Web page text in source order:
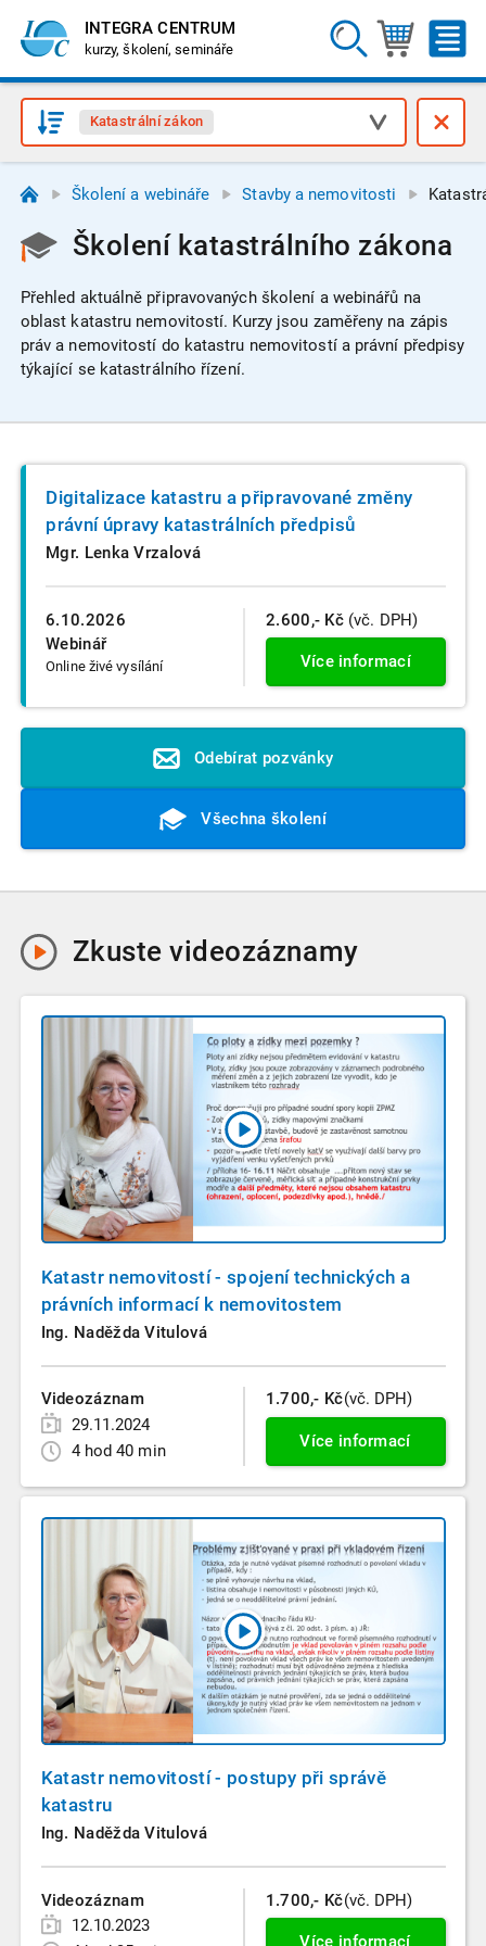
INTEGRA CENTRUM
kurzy, školení, semináře
Katastrální zákon
Školení a webináře Stavby a nemovitosti
Školení katastrálního zákona
Přehled aktuálně připravovaných školení a webinářů na
oblast katastru nemovitostí. Kurzy jsou zaměřeny na zápis
práv a nemovitostí do katastru nemovitostí a právní předpisy
týkající se katastrálního řízení.
6.10.2026
Webinář
Online živé vysílání
Digitalizace katastru a připravované změny
právní úpravy katastrálních předpisů
Mgr. Lenka Vrzalová
2.600,- Kč (vč. DPH)
Více informací
Odebírat pozvánky
Všechna školení
Zkustevideozáznamy
Katastr nemovitostí - spojení technických a
právních informací k nemovitostem
Ing. Naděžda Vitulová
Videozáznam
29.11.2024
4 hod 40 min
1.700,- Kč(vč. DPH)
Více informací
Katastr nemovitostí - postupy při správě
katastru
Ing. Naděžda Vitulová
Videozáznam
12.10.2023
1.700,- Kč(vč. DPH)
Více informací